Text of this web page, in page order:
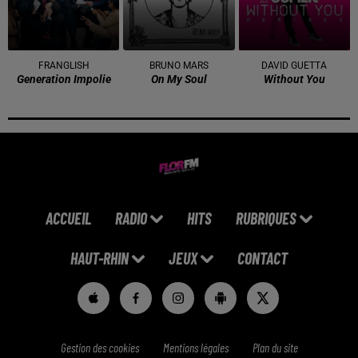
FRANGLISH
Generation Impolie
BRUNO MARS
On My Soul
DAVID GUETTA
Without You
ACCUEIL RADIO HITS RUBRIQUES
HAUT-RHIN JEUX CONTACT
Gestion des cookies Mentions légales Plan du site